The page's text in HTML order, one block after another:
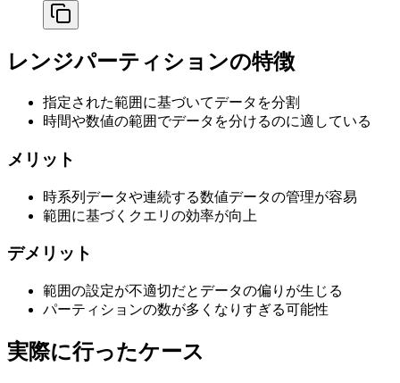
レンジパーティションの特徴
指定された範囲に基づいてデータを分割
時間や数値の範囲でデータを分けるのに適している
メリット
時系列データや連続する数値データの管理が容易
範囲に基づくクエリの効率が向上
デメリット
範囲の設定が不適切だとデータの偏りが生じる
パーティションの数が多くなりすぎる可能性
実際に行ったケース